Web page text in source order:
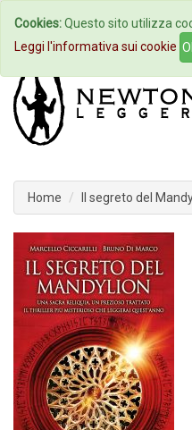
Home
Home Il segreto del
Cookies:Questo sito utilizza
Leggi l'informativa sui cookie